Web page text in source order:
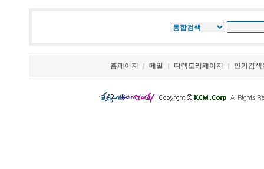
홈페이지 | 메일 | 디렉토리페이지 | 인기검색